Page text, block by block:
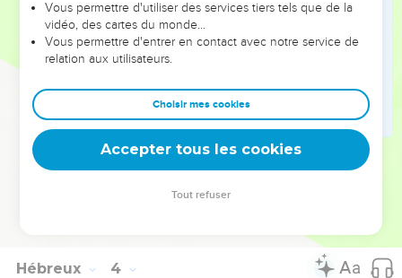
quarante ans ? N’est-ce pas contre ceux qui avaient péché et
dont les cadavres sont tombés dans le désert ?
Enfin, à qui a-t-il fait ce serment : ils n’entreront pas dans
obéir ?
Nous voyons donc qu’ils n’ont pas pu entrer dans le repos
de Dieu parce qu’ils ne lui ont pas fait confiance.
La Bible Du Semeur Copyright © 1992, 1999 by Biblica, Inc.® Used by permission.
Hébreux 4
Vous permettre d'utiliser des services tiers tels que de la
vidéo, des cartes du monde…
Vous permettre d'entrer en contact avec notre service de
relation aux utilisateurs.
Choisir mes cookies
Accepter tous les cookies
Tout refuser